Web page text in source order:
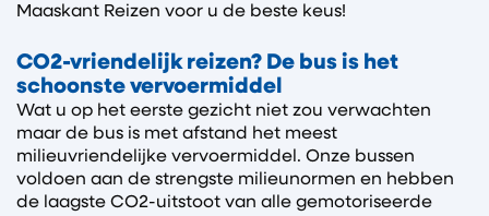
Maaskant Reizen voor u de beste keus!
CO2-vriendelijk reizen? De bus is het
schoonste vervoermiddel
Wat u op het eerste gezicht niet zou verwachten
maar de bus is met afstand het meest
milieuvriendelijke vervoermiddel. Onze bussen
voldoen aan de strengste milieunormen en hebben
de laagste CO2-uitstoot van alle gemotoriseerde